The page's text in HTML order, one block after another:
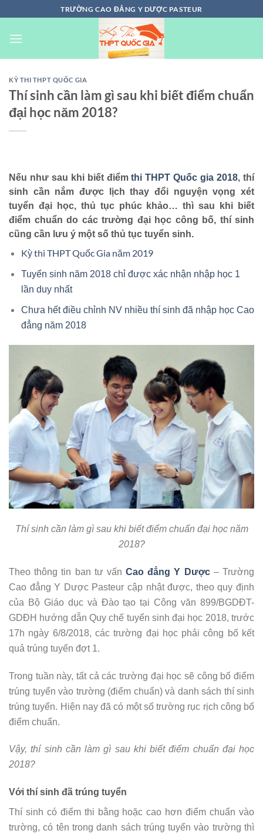
đến
nội
TRƯỜNG CAO ĐẲNG Y DƯỢC PASTEUR
KỲ THI THPT QUỐC GIA
Thí sinh cần làm gì sau khi biết điểm chuẩn
đại học năm 2018?
Nếu như sau khi biết điểmthi THPT Quốc gia 2018, thí
sinh cần nắm được lịch thay đổi nguyện vọng xét
tuyển đại học, thủ tục phúc khảo… thì sau khi biết
điểm chuẩn do các trường đại học công bố, thí sinh
cũng cần lưu ý một số thủ tục tuyển sinh.
Kỳ thi THPT Quốc Gia năm 2019
Tuyển sinh năm 2018 chỉ được xác nhận nhập học 1
lần duy nhất
Chưa hết điều chỉnh NV nhiều thí sinh đã nhập học Cao
đẳng năm 2018
Thí sinh cần làm gì sau khi biết điểm chuẩn đại học năm
2018?
Theo thông tin ban tư vấnCao đẳng Y Dược– Trường
Cao đẳng Y Dược Pasteur cập nhật được, theo quy định
của Bộ Giáo dục và Đào tạo tại Công văn 899/BGDĐT-
GDĐH hướng dẫn Quy chế tuyển sinh đại học 2018, trước
17h ngày 6/8/2018, các trường đại học phải công bố kết
quả trúng tuyển đợt 1.
Trong tuần này, tất cả các trường đại học sẽ công bố điểm
trúng tuyển vào trường (điểm chuẩn) và danh sách thí sinh
trúng tuyển. Hiện nay đã có một số trường rục rịch công bố
điểm chuẩn.
Vậy, thí sinh cần làm gì sau khi biết điểm chuẩn đại học
2018?
Với thí sinh đã trúng tuyển
Thí sinh có điểm thi bằng hoặc cao hơn điểm chuẩn vào
trường, có tên trong danh sách trúng tuyển vào trường thì